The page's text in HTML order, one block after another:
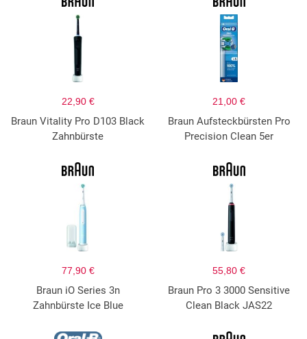
22,90 €
Braun Vitality Pro D103 Black
Zahnbürste
21,00 €
Braun Aufsteckbürsten Pro
Precision Clean 5er
77,90 €
Braun iO Series 3n
Zahnbürste Ice Blue
55,80 €
Braun Pro 3 3000 Sensitive
Clean Black JAS22